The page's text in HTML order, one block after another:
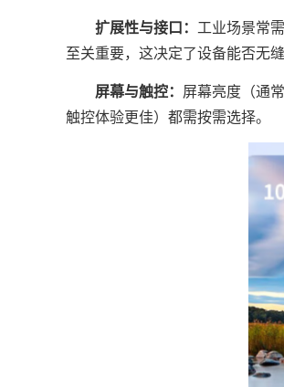
扩展性与接口： 工业场景常
至关重要，这决定了设备能否无
屏幕与触控： 屏幕亮度（通
触控体验更佳）都需按需选择。